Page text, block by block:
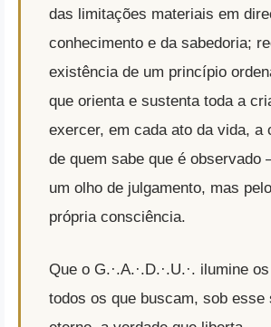
das limitações materiais em
conhecimento e da sabedoria;
existência de um princípio
que orienta e sustenta toda a
exercer, em cada ato da vida, a
de quem sabe que é observado
um olho de julgamento, mas
própria consciência.
Que o G.·.A.·.D.·.U.·. ilumine
todos os que buscam, sob esse